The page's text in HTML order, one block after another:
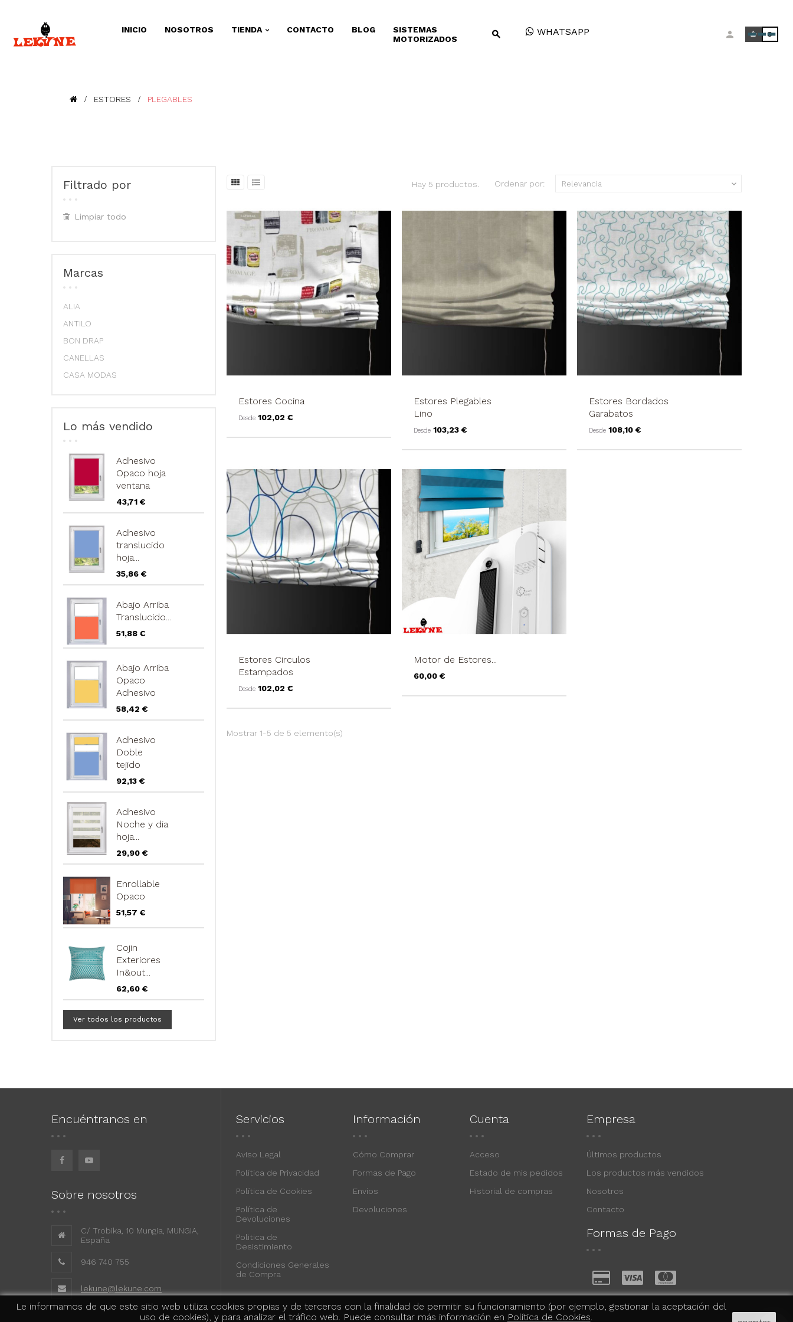
INICIO NOSOTROS TIENDA CONTACTO BLOG
SISTEMAS
MOTORIZADOS
WHATSAPP 0
ESTORES PLEGABLES
Filtrado por
Limpiar todo
Marcas
ALIA
ANTILO
BON DRAP
CANELLAS
CASA MODAS
Lo más vendido
Adhesivo
Opaco hoja
ventana
Precio
43,71 €
Adhesivo
translucido
hoja...
Precio
35,86 €
Abajo Arriba
Translucido...
Precio
51,88 €
Abajo Arriba
Opaco
Adhesivo
Precio
58,42 €
Adhesivo
Doble
tejido
Precio
92,13 €
Adhesivo
Noche y dia
hoja...
Precio
29,90 €
Enrollable
Opaco
Precio
51,57 €
Cojin
Exteriores
In&out...
Precio
62,60 €
Ver todos los productos
Hay 5 productos. Ordenar por: Relevancia 
Estores Cocina
Desde Precio
102,02 €
Estores Plegables
Lino
Desde Precio
103,23 €
Estores Bordados
Garabatos
Desde Precio
108,10 €
Estores Circulos
Estampados
Desde Precio
102,02 €
Motor de Estores...
Precio
60,00 €
Mostrar 1-5 de 5 elemento(s)
Encuéntranos en
Sobre nosotros
C/ Trobika, 10 Mungia, MUNGIA,
España
946 740 755
lekune@lekune.com
Servicios
Aviso Legal
Política de Privacidad
Política de Cookies
Política de
Devoluciones
Politica de
Desistimiento
Condiciones Generales
de Compra
Información
Cómo Comprar
Formas de Pago
Envíos
Devoluciones
Cuenta
Acceso
Estado de mis pedidos
Historial de compras
Empresa
Últimos productos
Los productos más vendidos
Nosotros
Contacto
Formas de Pago
Le informamos de que este sitio web utiliza cookies propias y de terceros con la finalidad de permitir su funcionamiento (por ejemplo, gestionar la aceptación del
uso de cookies), y para analizar el tráfico web. Puede consultar más información en Política de Cookies.